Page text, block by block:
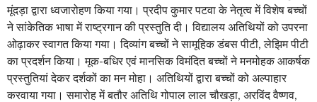
मूंदड़ा द्वारा ध्वजारोहण किया गया। प्रदीप कुमार पटवा के नेतृत्व में विशेष बच्चों
ने सांकेतिक भाषा में राष्ट्रगान की प्रस्तुति दी। विद्यालय अतिथियों को उपरना
ओढ़ाकर स्वागत किया गया। दिव्यांग बच्चों ने सामूहिक डंबस पीटी, लेझिम पीटी
का प्रदर्शन किया। मूक-बधिर एवं मानसिक विमंदित बच्चों ने मनमोहक आकर्षक
प्रस्तुतियां देकर दर्शकों का मन मोहा। अतिथियों द्वारा बच्चों को अल्पाहार
करवाया गया। समारोह में बतौर अतिथि गोपाल लाल चौखड़ा, अरविंद वैष्णव,